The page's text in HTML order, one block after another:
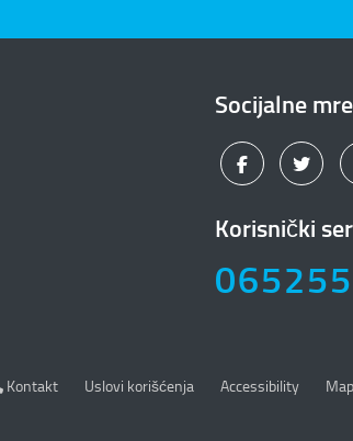
Socijalne
Korisnički
Kontakt
Kontakt Uslovi korišćenja Accessibility